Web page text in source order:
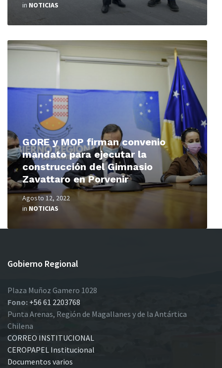
in NOTICIAS
GORE y MOP firman convenio
mandato para ejecutar la
construcción del Gimnasio
Zavattaro en Porvenir
Agosto 12, 2022
in NOTICIAS
Read
More
Gobierno Regional
Plaza Muñoz Gamero 1028
Fono: +56 61 2203768
Punta Arenas, Región de Magallanes y de la Antártica
Chilena
CORREO INSTITUCIONAL
CEROPAPEL Institucional
Documentos varios